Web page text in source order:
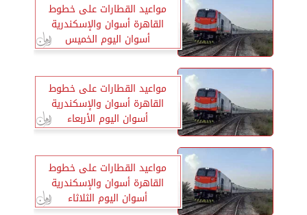
مواعيد القطارات على خطوط
القاهرة أسوان والإسكندرية
أسوان اليوم الخميس
مواعيد القطارات على خطوط
القاهرة أسوان والإسكندرية
أسوان اليوم الأربعاء
مواعيد القطارات على خطوط
القاهرة أسوان والإسكندرية
أسوان اليوم الثلاثاء